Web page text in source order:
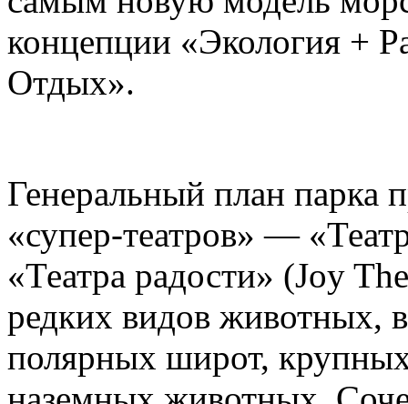
концепции «Экология +
Отдых».
Генеральный план парка
«супер-театров» —
«Театра радости» (Joy
редких видов животных,
полярных широт,